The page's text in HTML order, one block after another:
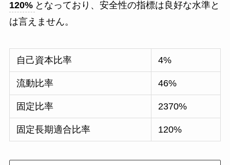
120% となっており、安全性の指標は良好な水準と
は言えません。
自己資本比率 4%
流動比率 46%
固定比率 2370%
固定長期適合比率 120%